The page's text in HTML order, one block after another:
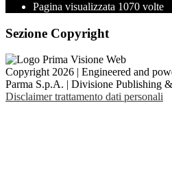
Pagina visualizzata 1070 volte
Sezione Copyright
Copyright 2026 | Engineered and
Parma S.p.A. | Divisione Publishing
Disclaimer trattamento dati personali